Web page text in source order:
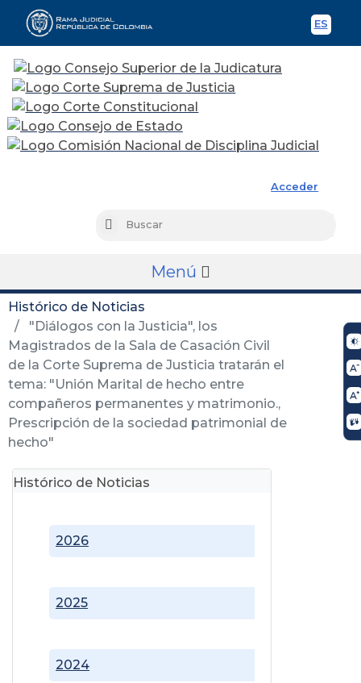
ES
Acceder
Buscar
Menú
Histórico de Noticias
"Diálogos con la Justicia", los
Magistrados de la Sala de Casación Civil
de la Corte Suprema de Justicia tratarán el
tema: "Unión Marital de hecho entre
compañeros permanentes y matrimonio.,
Prescripción de la sociedad patrimonial de
hecho"
Histórico de Noticias
2024
2025
2026